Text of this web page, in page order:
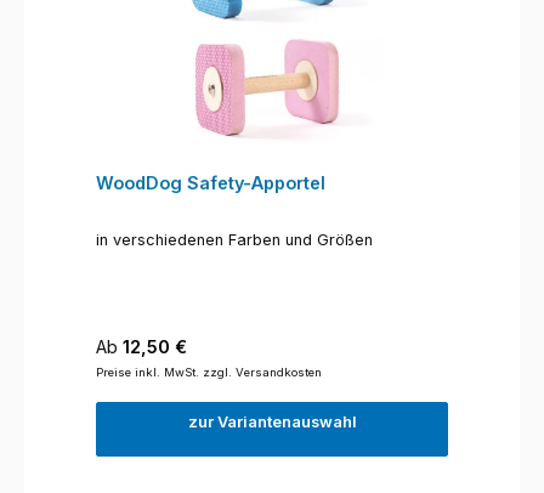
WoodDog Safety-Apportel
in verschiedenen Farben und Größen
Regulärer Preis:
Ab 12,50 €
Preise inkl. MwSt. zzgl. Versandkosten
zur Variantenauswahl